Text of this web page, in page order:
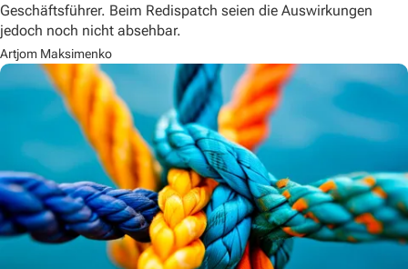
Geschäftsführer. Beim Redispatch seien die Auswirkungen
jedoch noch nicht absehbar.
Artjom Maksimenko